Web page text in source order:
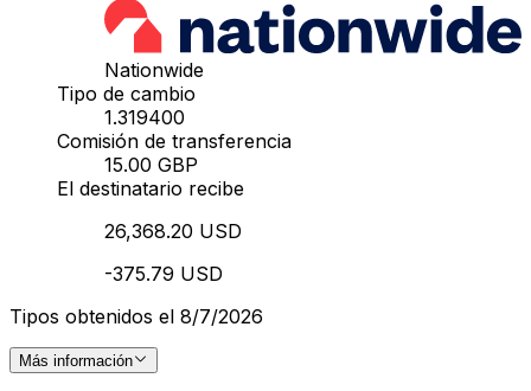
Nationwide
Tipo de cambio
1.319400
Comisión de transferencia
15.00 GBP
El destinatario recibe
26,368.20 USD
-375.79 USD
Tipos obtenidos el 8/7/2026
Más información